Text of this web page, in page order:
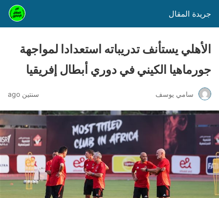
جريدة المقال
الأهلي يستأنف تدريباته استعدادا لمواجهة
جورماهيا الكيني في دوري أبطال إفريقيا
سامي يوسف سنتين ago